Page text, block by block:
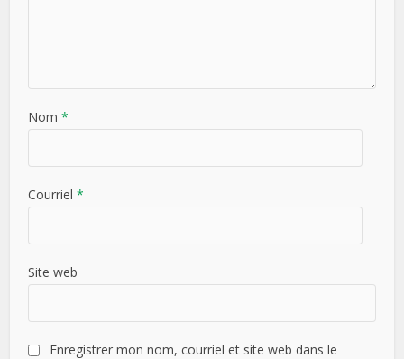
Nom*
Courriel*
Site web
Enregistrer mon nom, courriel et site web dans le